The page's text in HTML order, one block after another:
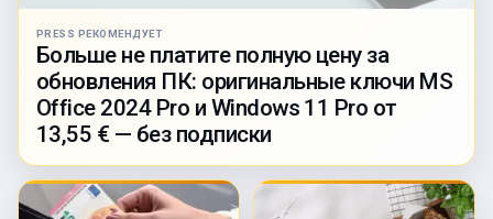
PRESS РЕКОМЕНДУЕТ
Больше не платите полную цену за
обновления ПК: оригинальные ключи MS
Office 2024 Pro и Windows 11 Pro от
13,55 € — без подписки